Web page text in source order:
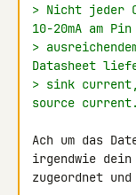
> Nicht jeder
10-20mA am
>
Datasheet
> sink
source current.
Ach um das
irgendwie
zugeordnet